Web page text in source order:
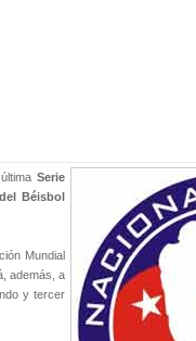
Serie
Béisbol
Mundial
además, a
y tercer